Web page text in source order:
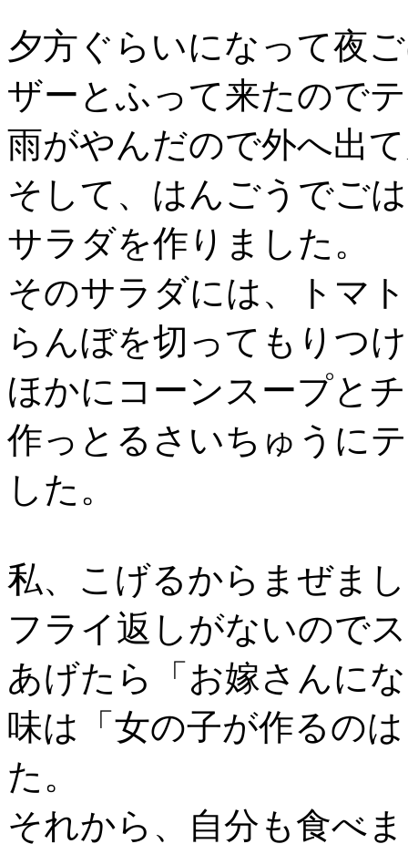
夕方ぐらいになって夜
ザーとふって来たので
雨がやんだので外へ出
そして、はんごうでご
サラダを作りました。
そのサラダには、トマ
らんぼを切ってもりつ
ほかにコーンスープと
作っとるさいちゅうに
した。
私、こげるからまぜま
フライ返しがないので
あげたら「お嫁さんに
味は「女の子が作るの
た。
それから、自分も食べ